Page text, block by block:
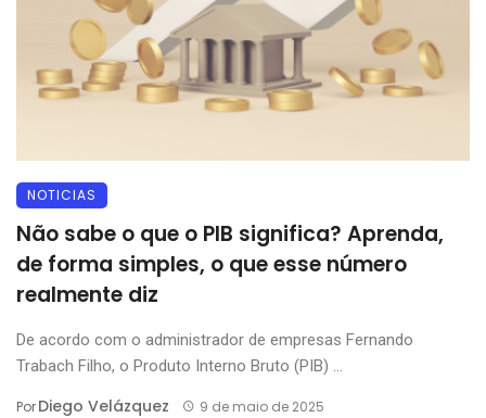
NOTICIAS
Não sabe o que o PIB significa? Aprenda,
de forma simples, o que esse número
realmente diz
De acordo com o administrador de empresas Fernando
Trabach Filho, o Produto Interno Bruto (PIB) ...
PorDiego Velázquez 9 de maio de 2025